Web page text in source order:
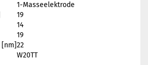
1-Masseelektrode
19
14
19
22
W20TT